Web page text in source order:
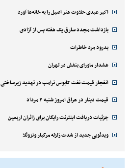
اکبر عبدی حلاوت هنر اصیل را به خانه‌ها آورد
بازداشت مجدد سارق یک هفته پس از آزادی
بدرود مرد خاطرات
هشدار ماورای بنفش در تهران
انفجار قیمت نفت کابوس ترامپ در تهدید زیرساختی
قیمت دینار در عراق امروز شنبه ۳ مرداد
جزئیات دریافت اینترنت رایگان برای زائران اربعین
ویدئویی جدید از شدت زلزله مرگبار ونزوئلا